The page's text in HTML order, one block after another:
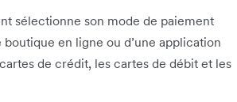
sélectionne son mode de paiement
en ligne ou d’une application
de crédit, les cartes de débit et les